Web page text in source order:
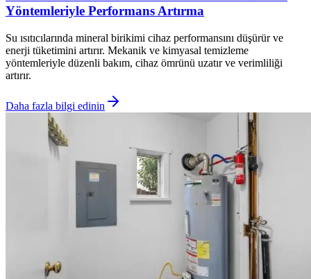
Yöntemleriyle Performans Artırma
Su ısıtıcılarında mineral birikimi cihaz performansını düşürür ve
enerji tüketimini artırır. Mekanik ve kimyasal temizleme
yöntemleriyle düzenli bakım, cihaz ömrünü uzatır ve verimliliği
artırır.
Daha fazla bilgi edinin